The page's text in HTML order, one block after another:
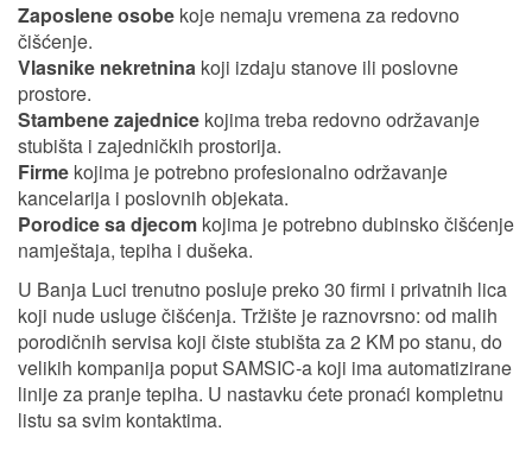
Zaposlene osobe koje nemaju vremena za redovno
čišćenje.
Vlasnike nekretnina koji izdaju stanove ili poslovne
prostore.
Stambene zajednice kojima treba redovno održavanje
stubišta i zajedničkih prostorija.
Firme kojima je potrebno profesionalno održavanje
kancelarija i poslovnih objekata.
Porodice sa djecom kojima je potrebno dubinsko čišćenje
namještaja, tepiha i dušeka.
U Banja Luci trenutno posluje preko 30 firmi i privatnih lica
koji nude usluge čišćenja. Tržište je raznovrsno: od malih
porodičnih servisa koji čiste stubišta za 2 KM po stanu, do
velikih kompanija poput SAMSIC-a koji ima automatizirane
linije za pranje tepiha. U nastavku ćete pronaći kompletnu
listu sa svim kontaktima.